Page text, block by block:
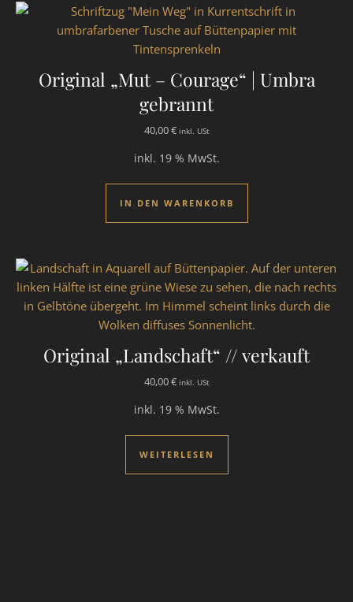
Original „Mut – Courage“ | Umbra
gebrannt
40,00€ inkl. USt
inkl. 19 % MwSt.
IN DEN WARENKORB
Original „Landschaft“ // verkauft
40,00€ inkl. USt
inkl. 19 % MwSt.
WEITERLESEN